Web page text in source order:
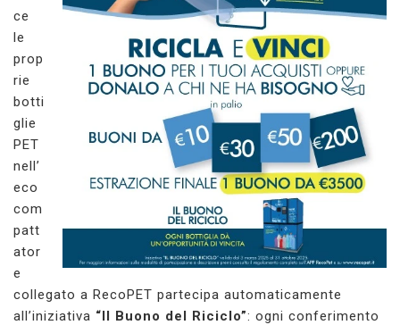
ce
le
prop
rie
botti
glie
PET
nell’
eco
com
patt
ator
e
collegato a RecoPET partecipa automaticamente
all’iniziativa “Il Buono del Riciclo”: ogni conferimento